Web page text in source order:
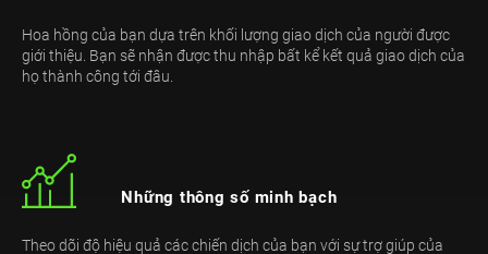
Hoa hồng của bạn dựa trên khối lượng giao dịch của người được
giới thiệu. Bạn sẽ nhận được thu nhập bất kể kết quả giao dịch của
họ thành công tới đâu.
Những thông số minh bạch
Theo dõi độ hiệu quả các chiến dịch của bạn với sự trợ giúp của